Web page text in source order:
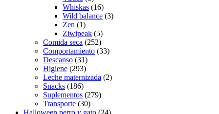
Whiskas (16)
Wild balance (3)
Zen (1)
Ziwipeak (5)
Comida seca (252)
Comportamiento (33)
Descanso (31)
Higiene (293)
Leche maternizada (2)
Snacks (186)
Suplementos (279)
Transporte (30)
Halloween perro y gato (24)